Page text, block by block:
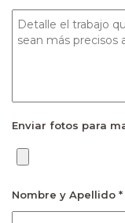
Enviar fotos para
Nombre y Apellido *